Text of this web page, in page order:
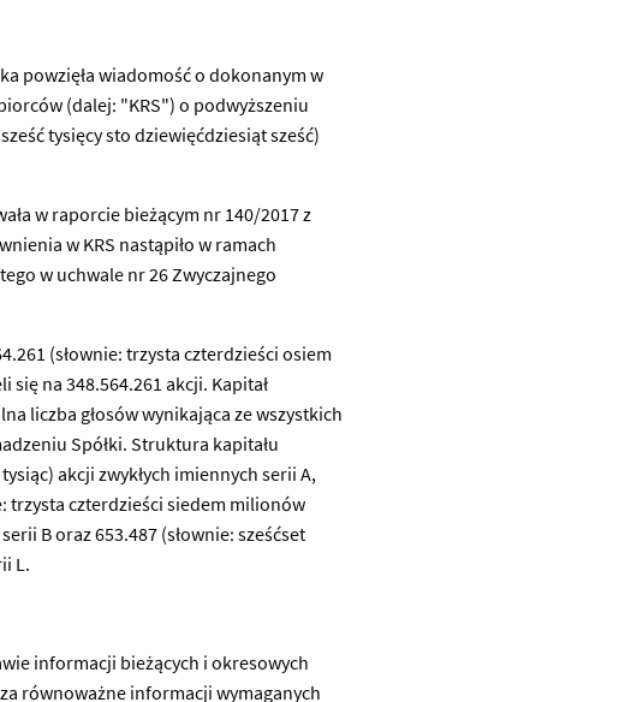
powzięła wiadomość o dokonanym w
(dalej: "KRS") o podwyższeniu
tysięcy sto dziewięćdziesiąt sześć)
w raporcie bieżącym nr 140/2017 z
w KRS nastąpiło w ramach
w uchwale nr 26 Zwyczajnego
(słownie: trzysta czterdzieści osiem
na 348.564.261 akcji. Kapitał
liczba głosów wynikająca ze wszystkich
Spółki. Struktura kapitału
akcji zwykłych imiennych serii A,
trzysta czterdzieści siedem milionów
B oraz 653.487 (słownie: sześćset
L.
informacji bieżących i okresowych
równoważne informacji wymaganych